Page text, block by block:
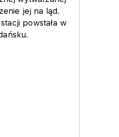
jej na ląd.
powstała w